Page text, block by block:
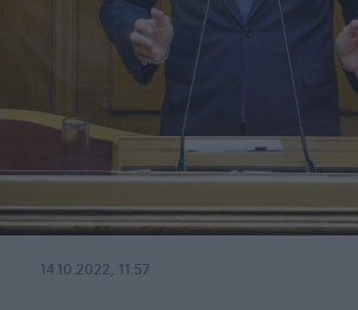
14.10.2022, 11:57